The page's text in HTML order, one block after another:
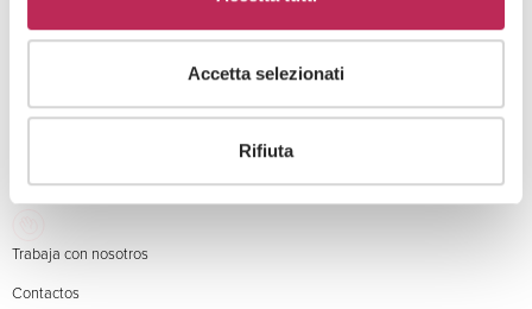
Accetta selezionati
Rifiuta
Trabaja con nosotros
Contactos